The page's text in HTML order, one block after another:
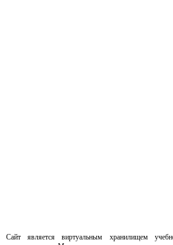
Сайт является виртуальным хранилищем